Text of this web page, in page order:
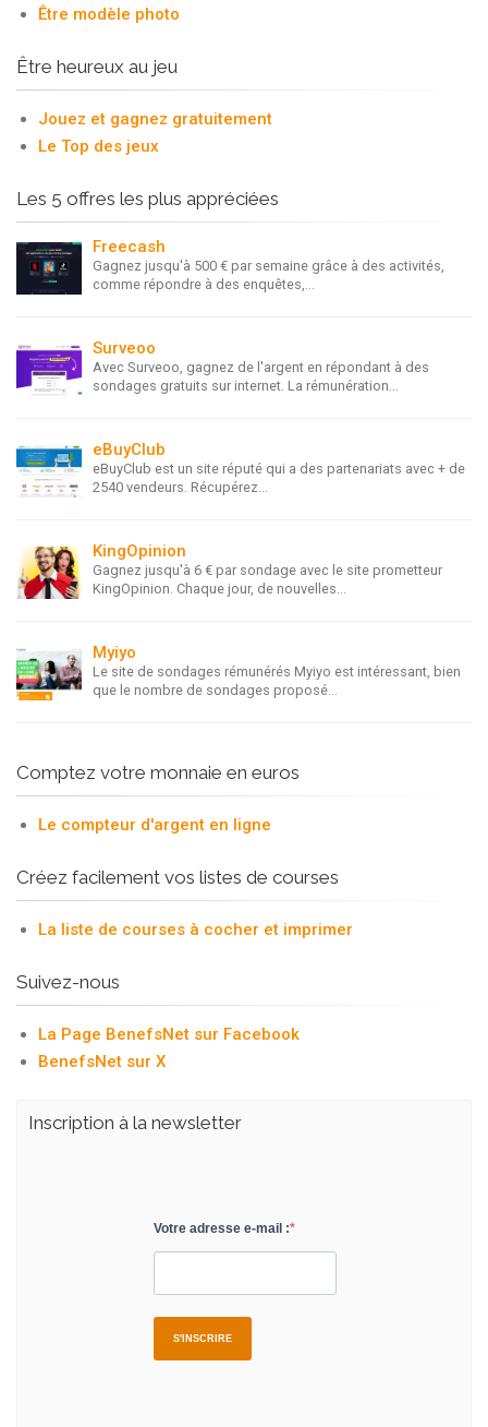
Être modèle photo
Être heureux au jeu
Jouez et gagnez gratuitement
Le Top des jeux
Les 5 offres les plus appréciées
Freecash
Gagnez jusqu'à 500 € par semaine grâce à des activités,
comme répondre à des enquêtes,...
Surveoo
Avec Surveoo, gagnez de l'argent en répondant à des
sondages gratuits sur internet. La rémunération...
eBuyClub
eBuyClub est un site réputé qui a des partenariats avec + de
2540 vendeurs. Récupérez...
KingOpinion
Gagnez jusqu'à 6 € par sondage avec le site prometteur
KingOpinion. Chaque jour, de nouvelles...
Myiyo
Le site de sondages rémunérés Myiyo est intéressant, bien
que le nombre de sondages proposé...
Comptez votre monnaie en euros
Le compteur d'argent en ligne
Créez facilement vos listes de courses
La liste de courses à cocher et imprimer
Suivez-nous
La Page BenefsNet sur Facebook
BenefsNet sur X
Inscription à la newsletter